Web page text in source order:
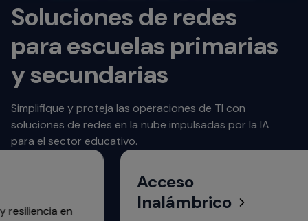
Soluciones de redes
para escuelas primarias
y secundarias
Simplifique y proteja las operaciones de TI con
soluciones de redes en la nube impulsadas por la IA
para el sector educativo.
Inalámbrico